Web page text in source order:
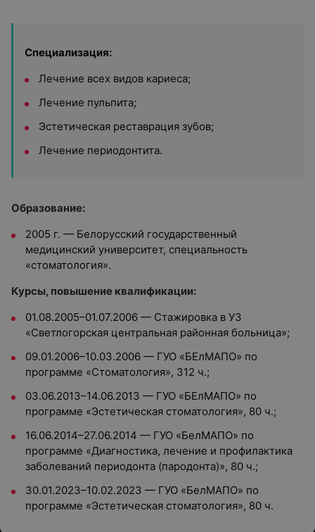
Специализация:
Лечение всех видов кариеса;
Лечение пульпита;
Эстетическая реставрация зубов;
Лечение периодонтита.
Образование:
2005 г. — Белорусский государственный
медицинский университет, специальность
«стоматология».
Курсы, повышение квалификации:
01.08.2005–01.07.2006 — Стажировка в УЗ
«Светлогорская центральная районная больница»;
09.01.2006–10.03.2006 — ГУО «БЕлМАПО» по
программе «Стоматология», 312 ч.;
03.06.2013–14.06.2013 — ГУО «БЕлМАПО» по
программе «Эстетическая стоматология», 80 ч.;
16.06.2014–27.06.2014 — ГУО «БелМАПО» по
программе «Диагностика, лечение и профилактика
заболеваний периодонта (пародонта)», 80 ч.;
30.01.2023–10.02.2023 — ГУО «БелМАПО» по
программе «Эстетическая стоматология», 80 ч.